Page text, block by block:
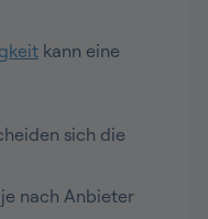
kann eine
sich die
nach Anbieter